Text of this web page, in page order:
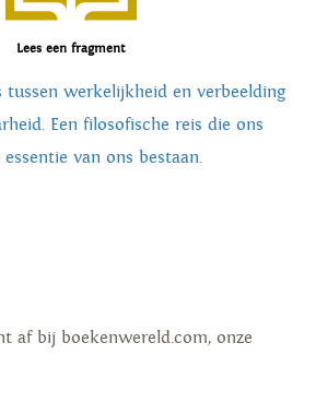
Lees een fragment
tussen werkelijkheid en verbeelding
Een filosofische reis die ons
van ons bestaan.
af bij boekenwereld.com, onze